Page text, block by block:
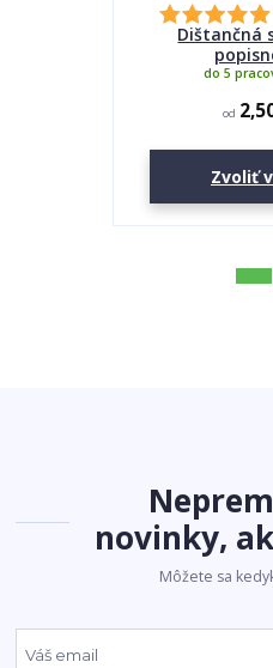
Dištančná
od
do 5
Zvoliť
novinky,
Môžete sa